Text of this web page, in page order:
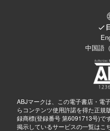
中国語
ABJマークは、この電子書店・電
らコンテンツ使用許諾を得た正規
録商標(登録番号 第6091713号)で
掲示しているサービスの一覧はこち